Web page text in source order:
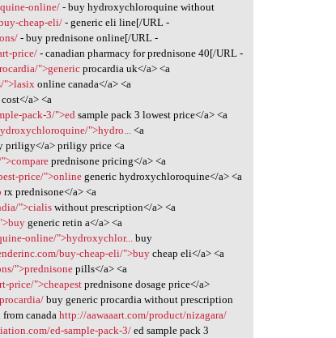
online/ - buy hydroxychloroquine without
cheap-eli/- generic eli line[/URL -
- buy prednisone online[/URL -
price/- canadian pharmacy for prednisone 40[/URL -
">generic procardia uk</a> <a
">lasixonline canada</a> <a
cost</a> <a
pack-3/">ed sample pack 3 lowest price</a> <a
">hydro... <a
priligy</a> priligy price <a
prednisone pricing</a> <a
price/">onlinegeneric hydroxychloroquine</a> <a
rx prednisone</a> <a
">cialis without prescription</a> <a
generic retin a</a> <a
online/">hydroxychlor...buy
buy-cheap-eli/">buycheap eli</a> <a
">prednisone pills</a> <a
price/">cheapest prednisone dosage price</a>
buy generic procardia without prescription
from canadahttp://aawaaart.com/product/nizagara/
ed-sample-pack-3/ed sample pack 3